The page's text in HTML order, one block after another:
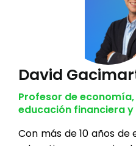
David
Profesor de
educación financiera
Con más de 10 años